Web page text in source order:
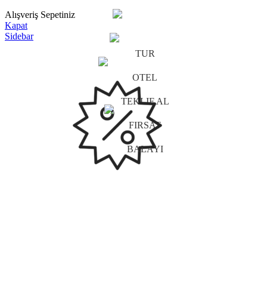
Alışveriş Sepetiniz
Kapat
Sidebar
TUR
OTEL
TEKLIF AL
FIRSAT
BALAYI